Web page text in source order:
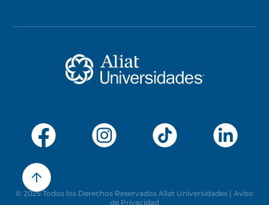
© 2025 Todos los Derechos Reservados Aliat Universidades | Aviso
de Privacidad